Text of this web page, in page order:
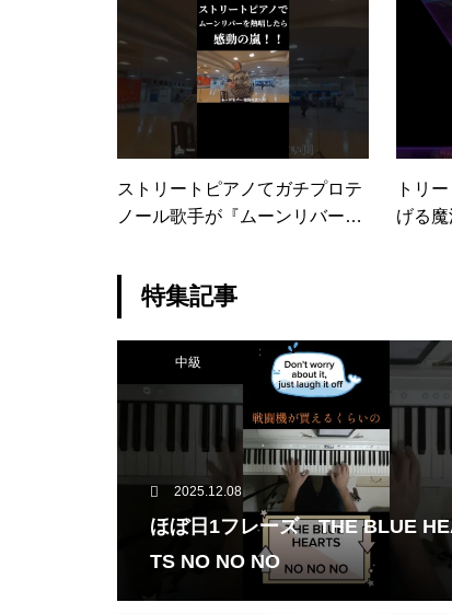
強/
ストリートピアノてガチプロテ
ノール歌手が『ムーンリバー』
トリートピアノ #テノール #テ
ノール歌手 #ムーンリバー #熱
トリ
げる
特集記事
中級
2025.12.08
ほぼ日1フレーズ THE BLUE
TS NO NO NO